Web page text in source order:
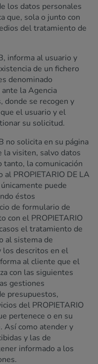
los datos personales
que, sola o junto con
del tratamiento de
informa al usuario y
de un fichero
denominado
la Agencia
donde se recogen y
el usuario y el
su solicitud.
no solicita en su página
la visiten, salvo datos
la comunicación
PROPIETARIO DE LA
puede
éstos
de formulario de
con el PROPIETARIO
el tratamiento de
al sistema de
los descritos en el
al cliente que el
con las siguientes
gestiones
presupuestos,
del PROPIETARIO
pertenece o en su
Así como atender y
y las de
informado a los